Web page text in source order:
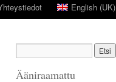
English (UK)
Ääniraamattu